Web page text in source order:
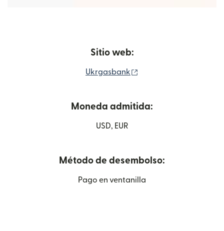
Sitio web:
Ukrgasbank
Moneda admitida:
USD, EUR
Método de desembolso:
Pago en ventanilla